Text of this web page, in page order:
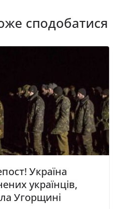
сподобатися
Україна
українців,
Угорщині